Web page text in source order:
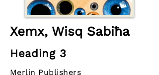
Xemx, Wisq Sabiħa
Heading 3
Merlin Publishers